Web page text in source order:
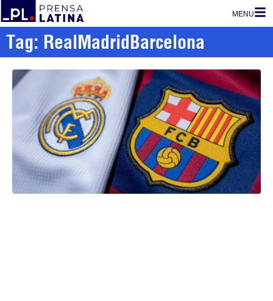
MENU
Tag: RealMadridBarcelona